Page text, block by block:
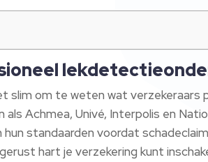
slim om te weten wat verzekeraars
Achmea, Univé, Interpolis en
standaarden voordat
hart je verzekering kunt